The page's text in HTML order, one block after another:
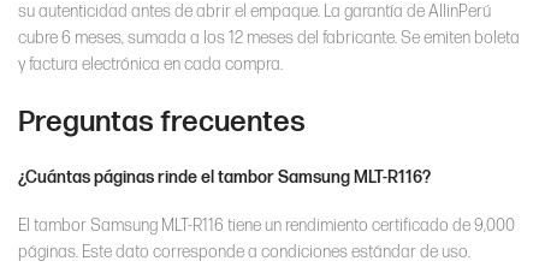
su autenticidad antes de abrir el empaque. La garantía de AllinPerú
cubre 6 meses, sumada a los 12 meses del fabricante. Se emiten boleta
y factura electrónica en cada compra.
Preguntas frecuentes
¿Cuántas páginas rinde el tambor Samsung MLT-R116?
El tambor Samsung MLT-R116 tiene un rendimiento certificado de 9,000
páginas. Este dato corresponde a condiciones estándar de uso.